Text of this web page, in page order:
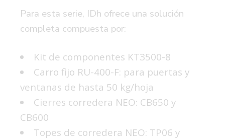
Para esta serie, IDh ofrece una solución
completa compuesta por:
Kit de componentes KT3500-8
Carro fijo RU-400-F: para puertas y
ventanas de hasta 50 kg/hoja
Cierres corredera NEO: CB650 y
CB600
Topes de corredera NEO: TP06 y